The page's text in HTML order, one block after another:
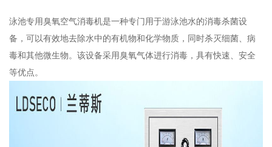
泳池专用臭氧空气消毒机是一种专门用于游泳池水的消毒杀菌设
备，可以有效地去除水中的有机物和化学物质，同时杀灭细菌、病
毒和其他微生物。该设备采用臭氧气体进行消毒，具有快速、安全
等优点。